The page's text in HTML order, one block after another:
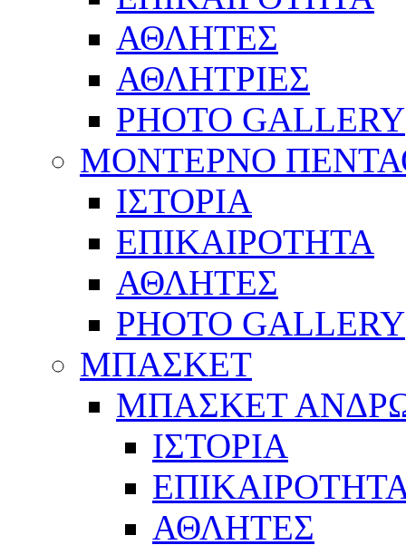
ΑΘΛΗΤΕΣ
ΑΘΛΗΤΡΙΕΣ
PHOTO GALLERY
ΜΟΝΤΕΡΝΟ
ΙΣΤΟΡΙΑ
ΕΠΙΚΑΙΡΟΤΗΤΑ
ΑΘΛΗΤΕΣ
PHOTO GALLERY
ΜΠΑΣΚΕΤ
ΜΠΑΣΚΕΤ
ΙΣΤΟΡΙΑ
ΑΘΛΗΤΕΣ